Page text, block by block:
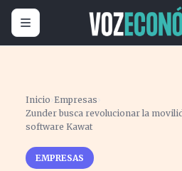
Inicio ›Empresas ›
Zunder busca revolucionar la
software Kawat
EMPRESAS